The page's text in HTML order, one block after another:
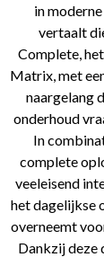
in
vertaalt
Complete,
Matrix, met
naargelang
onderhoud
In
complete
veeleisend
het dagelijkse
overneemt
Dankzij deze